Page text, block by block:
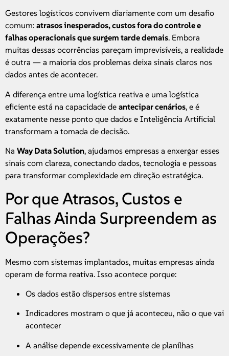
Gestores logísticos convivem diariamente com um desafio
comum: atrasos inesperados, custos fora do controle e
falhas operacionais que surgem tarde demais. Embora
muitas dessas ocorrências pareçam imprevisíveis, a realidade
é outra — a maioria dos problemas deixa sinais claros nos
dados antes de acontecer.
A diferença entre uma logística reativa e uma logística
eficiente está na capacidade de antecipar cenários, e é
exatamente nesse ponto que dados e Inteligência Artificial
transformam a tomada de decisão.
Na Way Data Solution, ajudamos empresas a enxergar esses
sinais com clareza, conectando dados, tecnologia e pessoas
para transformar complexidade em direção estratégica.
Por que Atrasos, Custos e
Falhas Ainda Surpreendem as
Operações?
Mesmo com sistemas implantados, muitas empresas ainda
operam de forma reativa. Isso acontece porque:
Os dados estão dispersos entre sistemas
Indicadores mostram o que já aconteceu, não o que vai
acontecer
A análise depende excessivamente de planilhas